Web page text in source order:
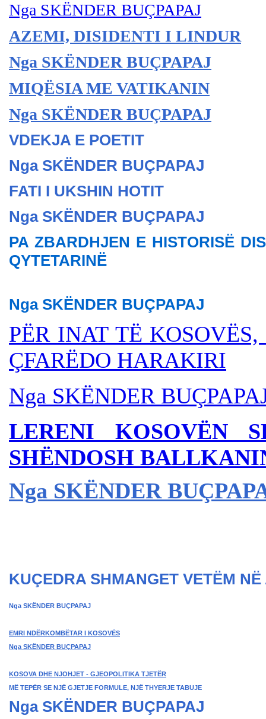
Nga SKËNDER BUÇPAPAJ
AZEMI, DISIDENTI I LINDUR
Nga SKËNDER BUÇPAPAJ
MIQËSIA ME VATIKANIN
Nga SKËNDER BUÇPAPAJ
VDEKJA E POETIT
Nga SKËNDER BUÇPAPAJ
FATI I UKSHIN HOTIT
Nga SKËNDER BUÇPAPAJ
PA ZBARDHJEN E HISTORISË
QYTETARINË
Nga SKËNDER BUÇPAPAJ
PËR INAT TË
ÇFARËDO HARAKIRI
Nga SKËNDER BU
LERENI KOSOVËN
SHËNDOSH
Nga SKËNDER BU
KUÇEDRA SHMANGET VETËM
Nga SKËNDER BUÇPAPAJ
EMRI NDËRKOMBËTAR I KOSOVËS
Nga SKËNDER BUÇPAPAJ
KOSOVA DHE NJOHJET - GJEOPOLITIKA TJETËR
MË TEPËR SE NJË GJETJE FORMULE, NJË THYERJE TABUJE
Nga SKËNDER BUÇPAPAJ